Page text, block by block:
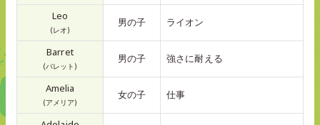
Leo
(レオ)
男の子 ライオン
Barret
(バレット)
男の子 強さに耐える
Amelia
(アメリア)
女の子 仕事